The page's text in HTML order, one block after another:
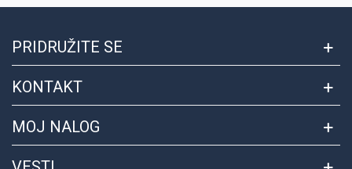
PRIDRUŽITE SE
KONTAKT
MOJ NALOG